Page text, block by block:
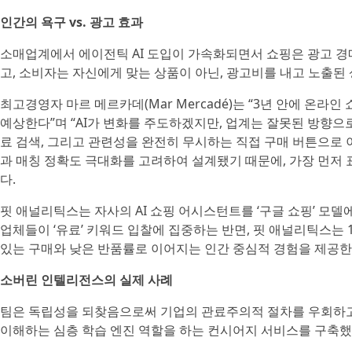
인간의 욕구 vs. 광고 효과
소매업계에서 에이전틱 AI 도입이 가속화되면서 쇼핑은 광고
고, 소비자는 자신에게 맞는 상품이 아닌, 광고비를 내고 노출된
최고경영자 마르 메르카데(Mar Mercadé)는 “3년 안에 온라인
예상한다”며 “AI가 변화를 주도하겠지만, 업계는 잘못된 방향
료 검색, 그리고 관련성을 완전히 무시하는 직접 구매 버튼으
과 매칭 정확도 극대화를 고려하여 설계됐기 때문에, 가장 먼저
다.
핏 애널리틱스는 자사의 AI 쇼핑 어시스턴트를 ‘구글 쇼핑’ 모
업체들이 ‘유료’ 키워드 입찰에 집중하는 반면, 핏 애널리틱스
있는 구매와 낮은 반품률로 이어지는 인간 중심적 경험을 제공
소버린 인텔리전스의 실제 사례
팀은 독립성을 되찾음으로써 기업의 관료주의적 절차를 우회하
이해하는 심층 학습 엔진 역할을 하는 컨시어지 서비스를 구축